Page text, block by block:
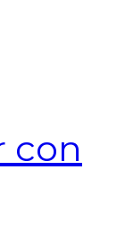
con